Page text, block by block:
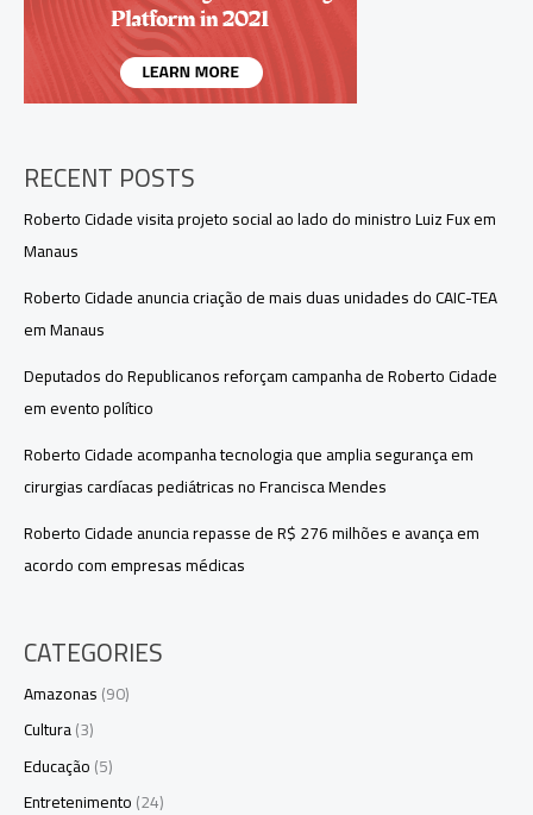
RECENT POSTS
Roberto Cidade visita projeto social ao lado do ministro Luiz Fux em
Manaus
Roberto Cidade anuncia criação de mais duas unidades do CAIC-TEA
em Manaus
Deputados do Republicanos reforçam campanha de Roberto Cidade
em evento político
Roberto Cidade acompanha tecnologia que amplia segurança em
cirurgias cardíacas pediátricas no Francisca Mendes
Roberto Cidade anuncia repasse de R$ 276 milhões e avança em
acordo com empresas médicas
CATEGORIES
Amazonas(90)
Cultura(3)
Educação(5)
Entretenimento(24)